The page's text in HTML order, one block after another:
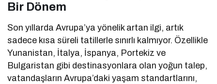
Bir Dönem
Son yıllarda Avrupa’ya yönelik artan ilgi, artık
sadece kısa süreli tatillerle sınırlı kalmıyor. Özellikle
Yunanistan, İtalya, İspanya, Portekiz ve
Bulgaristan gibi destinasyonlara olan yoğun talep,
vatandaşların Avrupa’daki yaşam standartlarını,